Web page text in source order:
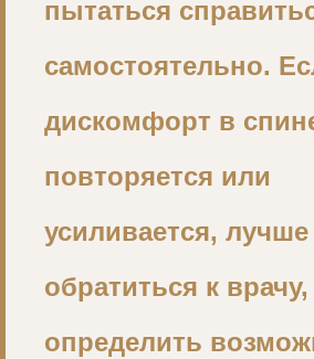
пытаться
самостоятельно.
дискомфорт в
повторяется или
усиливается, лучше
обратиться к
определить